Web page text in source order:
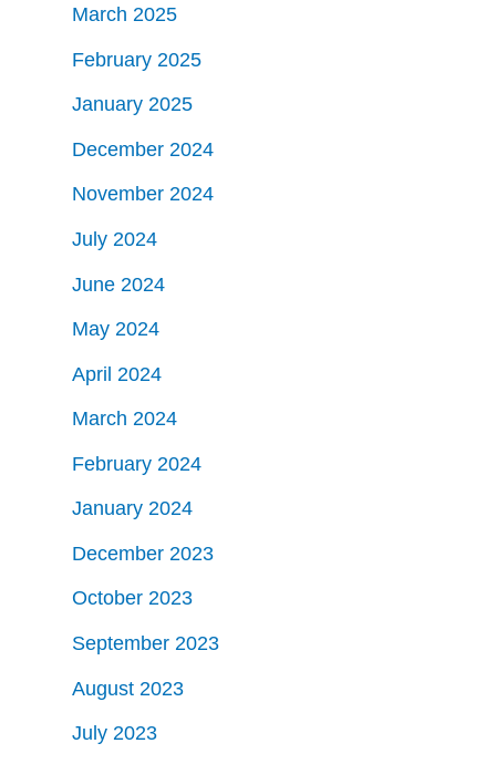
March 2025
February 2025
January 2025
December 2024
November 2024
July 2024
June 2024
May 2024
April 2024
March 2024
February 2024
January 2024
December 2023
October 2023
September 2023
August 2023
July 2023